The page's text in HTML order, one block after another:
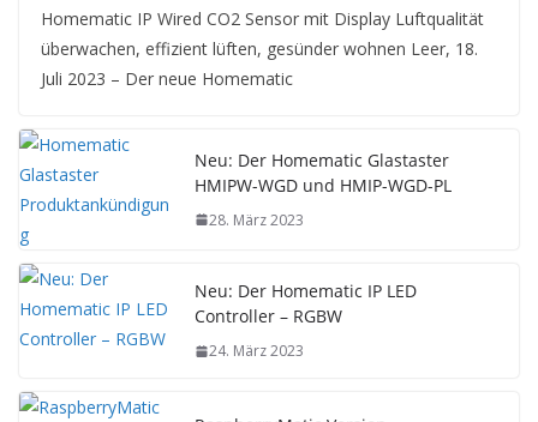
Homematic IP Wired CO2 Sensor mit Display Luftqualität
überwachen, effizient lüften, gesünder wohnen Leer, 18.
Juli 2023 – Der neue Homematic
Neu: Der Homematic Glastaster
HMIPW-WGD und HMIP-WGD-PL
28. März 2023
Neu: Der Homematic IP LED
Controller – RGBW
24. März 2023